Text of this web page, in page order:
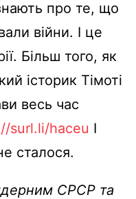
про те, що
війни. І це
Більш того, як
історик Тімоті
весь час
surl.li/haceu І
сталося.
СРСР та